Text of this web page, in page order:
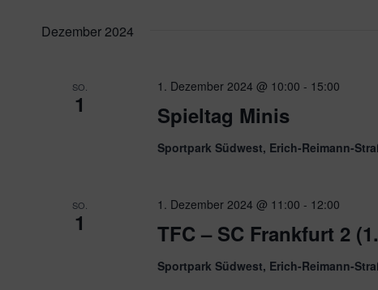
Dezember 2024
SO.
1 Spieltag Minis
1. Dezember 2024 @ 10:00 - 15:00
Sportpark Südwest, Erich-Reimann-
SO.
1 TFC – SC Frankfurt 2
1. Dezember 2024 @ 11:00 - 12:00
Sportpark Südwest, Erich-Reimann-